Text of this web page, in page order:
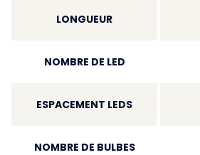
LONGUEUR
NOMBRE DE LED
ESPACEMENT LEDS
NOMBRE DE BULBES